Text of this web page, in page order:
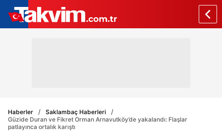
Haberler
Saklambaç Haberleri
Güzide Duran ve Fikret Orman Arnavutköy’de yakalandı: Flaşlar
patlayınca ortalık karıştı